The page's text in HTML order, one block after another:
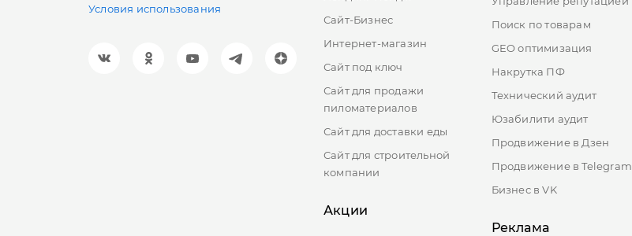
Условия использования
Сайт-Бизнес
Интернет-магазин
Сайт под ключ
Сайт для продажи
пиломатериалов
Сайт для доставки еды
Сайт для строительной
компании
Акции
Поиск по товарам
GEO оптимизация
Накрутка ПФ
Технический аудит
Юзабилити аудит
Продвижение в Дзен
Продвижение в Telegram
Бизнес в VK
Реклама